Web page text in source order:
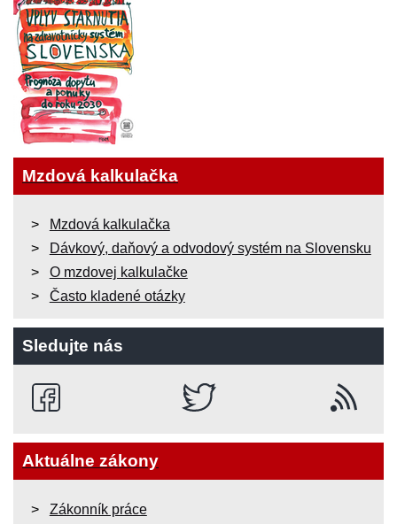
Mzdová kalkulačka
Mzdová kalkulačka
Dávkový, daňový a odvodový systém na Slovensku
O mzdovej kalkulačke
Často kladené otázky
Sledujte nás
Aktuálne zákony
Zákonník práce